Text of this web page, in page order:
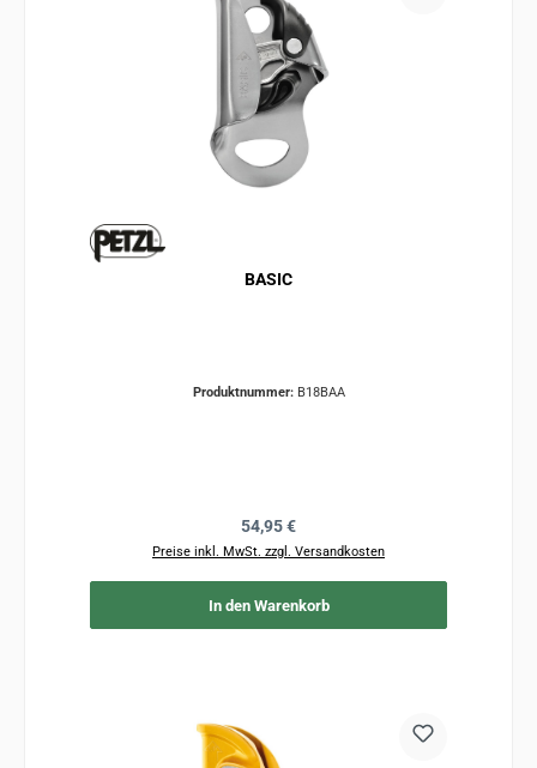
BASIC
Produktnummer: B18BAA
Regulärer Preis:
54,95 €
Preise inkl. MwSt. zzgl. Versandkosten
In den Warenkorb